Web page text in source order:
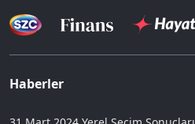
Haberler